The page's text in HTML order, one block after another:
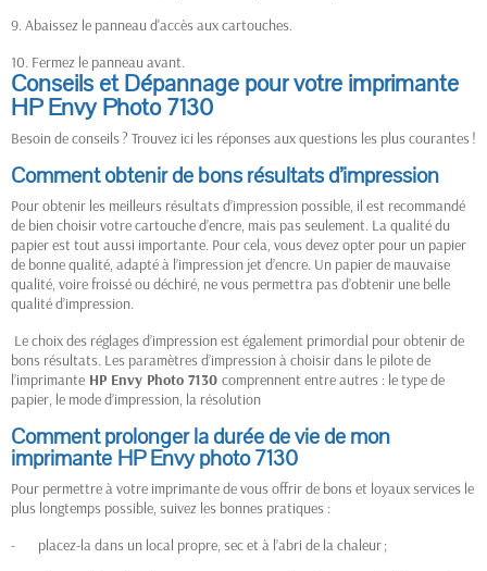
9. Abaissez le panneau d'accès aux cartouches.
10. Fermez le panneau avant.
Conseils et Dépannage pour votre imprimante
HP Envy Photo 7130
Besoin de conseils ? Trouvez ici les réponses aux questions les plus courantes !
Comment obtenir de bons résultats d’impression
Pour obtenir les meilleurs résultats d’impression possible, il est recommandé
de bien choisir votre cartouche d’encre, mais pas seulement. La qualité du
papier est tout aussi importante. Pour cela, vous devez opter pour un papier
de bonne qualité, adapté à l’impression jet d’encre. Un papier de mauvaise
qualité, voire froissé ou déchiré, ne vous permettra pas d’obtenir une belle
qualité d’impression.
Le choix des réglages d’impression est également primordial pour obtenir de
bons résultats. Les paramètres d’impression à choisir dans le pilote de
l’imprimante HP Envy Photo 7130 comprennent entre autres : le type de
papier, le mode d’impression, la résolution
Comment prolonger la durée de vie de mon
imprimante HP Envy photo 7130
Pour permettre à votre imprimante de vous offrir de bons et loyaux services le
plus longtemps possible, suivez les bonnes pratiques :
- placez-la dans un local propre, sec et à l’abri de la chaleur ;